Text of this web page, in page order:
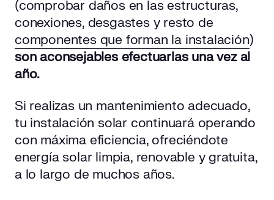
(comprobar daños en las estructuras,
conexiones, desgastes y resto de
componentes que forman la instalación)
son aconsejables efectuarlas una vez al
año.
Si realizas un mantenimiento adecuado,
tu instalación solar continuará operando
con máxima eficiencia, ofreciéndote
energía solar limpia, renovable y gratuita,
a lo largo de muchos años.